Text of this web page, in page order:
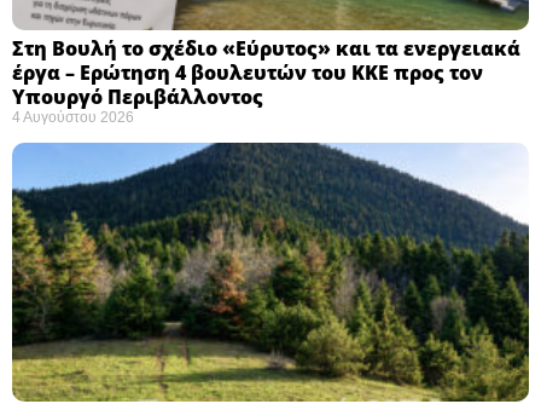
Στη Βουλή το σχέδιο «Εύρυτος» και τα ενεργειακά
έργα – Ερώτηση 4 βουλευτών του ΚΚΕ προς τον
Υπουργό Περιβάλλοντος
4 Αυγούστου 2026